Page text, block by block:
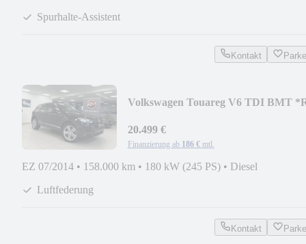
Spurhalte-Assistent
Kontakt
Volkswagen Touareg V6 TDI BMT
20.499 €
Finanzierung ab 186 € mtl.
EZ 07/2014 • 158.000 km • 180 kW (245 PS) • Diesel
Luftfederung
Kontakt